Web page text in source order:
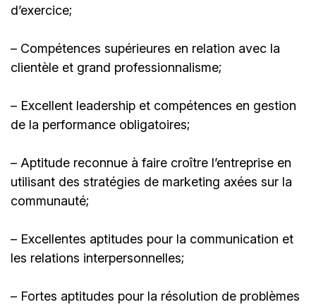
d’exercice;
– Compétences supérieures en relation avec la
clientèle et grand professionnalisme;
– Excellent leadership et compétences en gestion
de la performance obligatoires;
– Aptitude reconnue à faire croître l’entreprise en
utilisant des stratégies de marketing axées sur la
communauté;
– Excellentes aptitudes pour la communication et
les relations interpersonnelles;
– Fortes aptitudes pour la résolution de problèmes